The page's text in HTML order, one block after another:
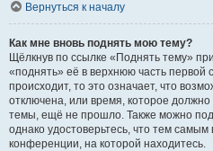
Вернуться к началу
Как мне вновь поднять мою тему?
Щёлкнув по ссылке «Поднять тему»
«поднять» её в верхнюю часть первой
происходит, то это означает, что
отключена, или время, которое
темы, ещё не прошло. Также можно
однако удостоверьтесь, что тем
конференции, на которой находитесь.